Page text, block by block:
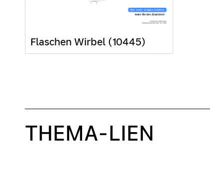
Flaschen Wirbel (10445)
THEMA-LIEN